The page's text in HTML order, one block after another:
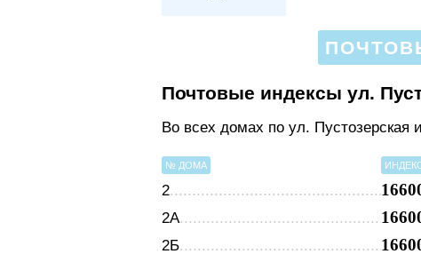
Почтовые индексы ул.
Во всех домах по ул. Пустозерская
№ ДОМА
2
2А
2Б